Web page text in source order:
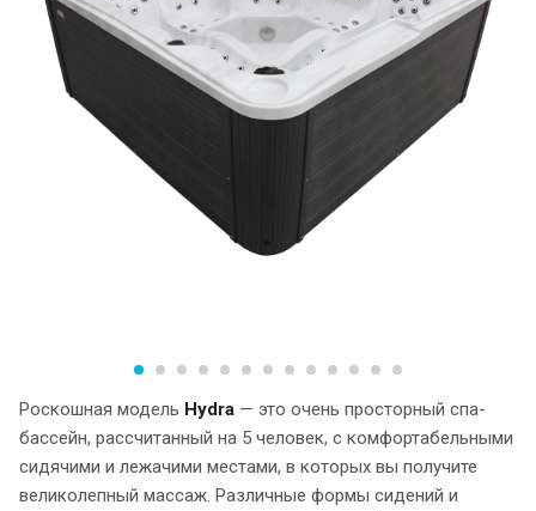
Роскошная модель Hydra — это очень просторный спа-
бассейн, рассчитанный на 5 человек, с комфортабельными
сидячими и лежачими местами, в которых вы получите
великолепный массаж. Различные формы сидений и